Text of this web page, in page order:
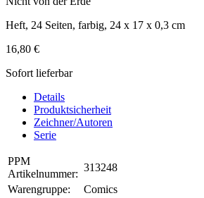
Heft, 24 Seiten, farbig, 24 x 17 x 0,3 cm
16,80 €
Sofort lieferbar
Details
Produktsicherheit
Zeichner/Autoren
Serie
PPM
Artikelnummer:
313248
Warengruppe:
Comics